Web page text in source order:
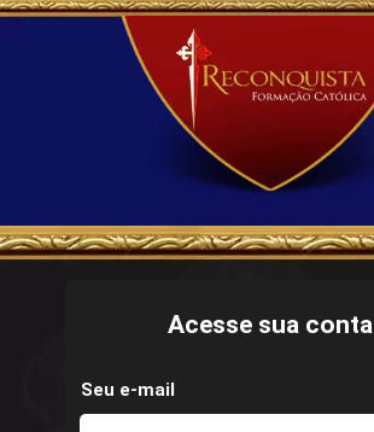
Acesse sua conta
Seu e-mail